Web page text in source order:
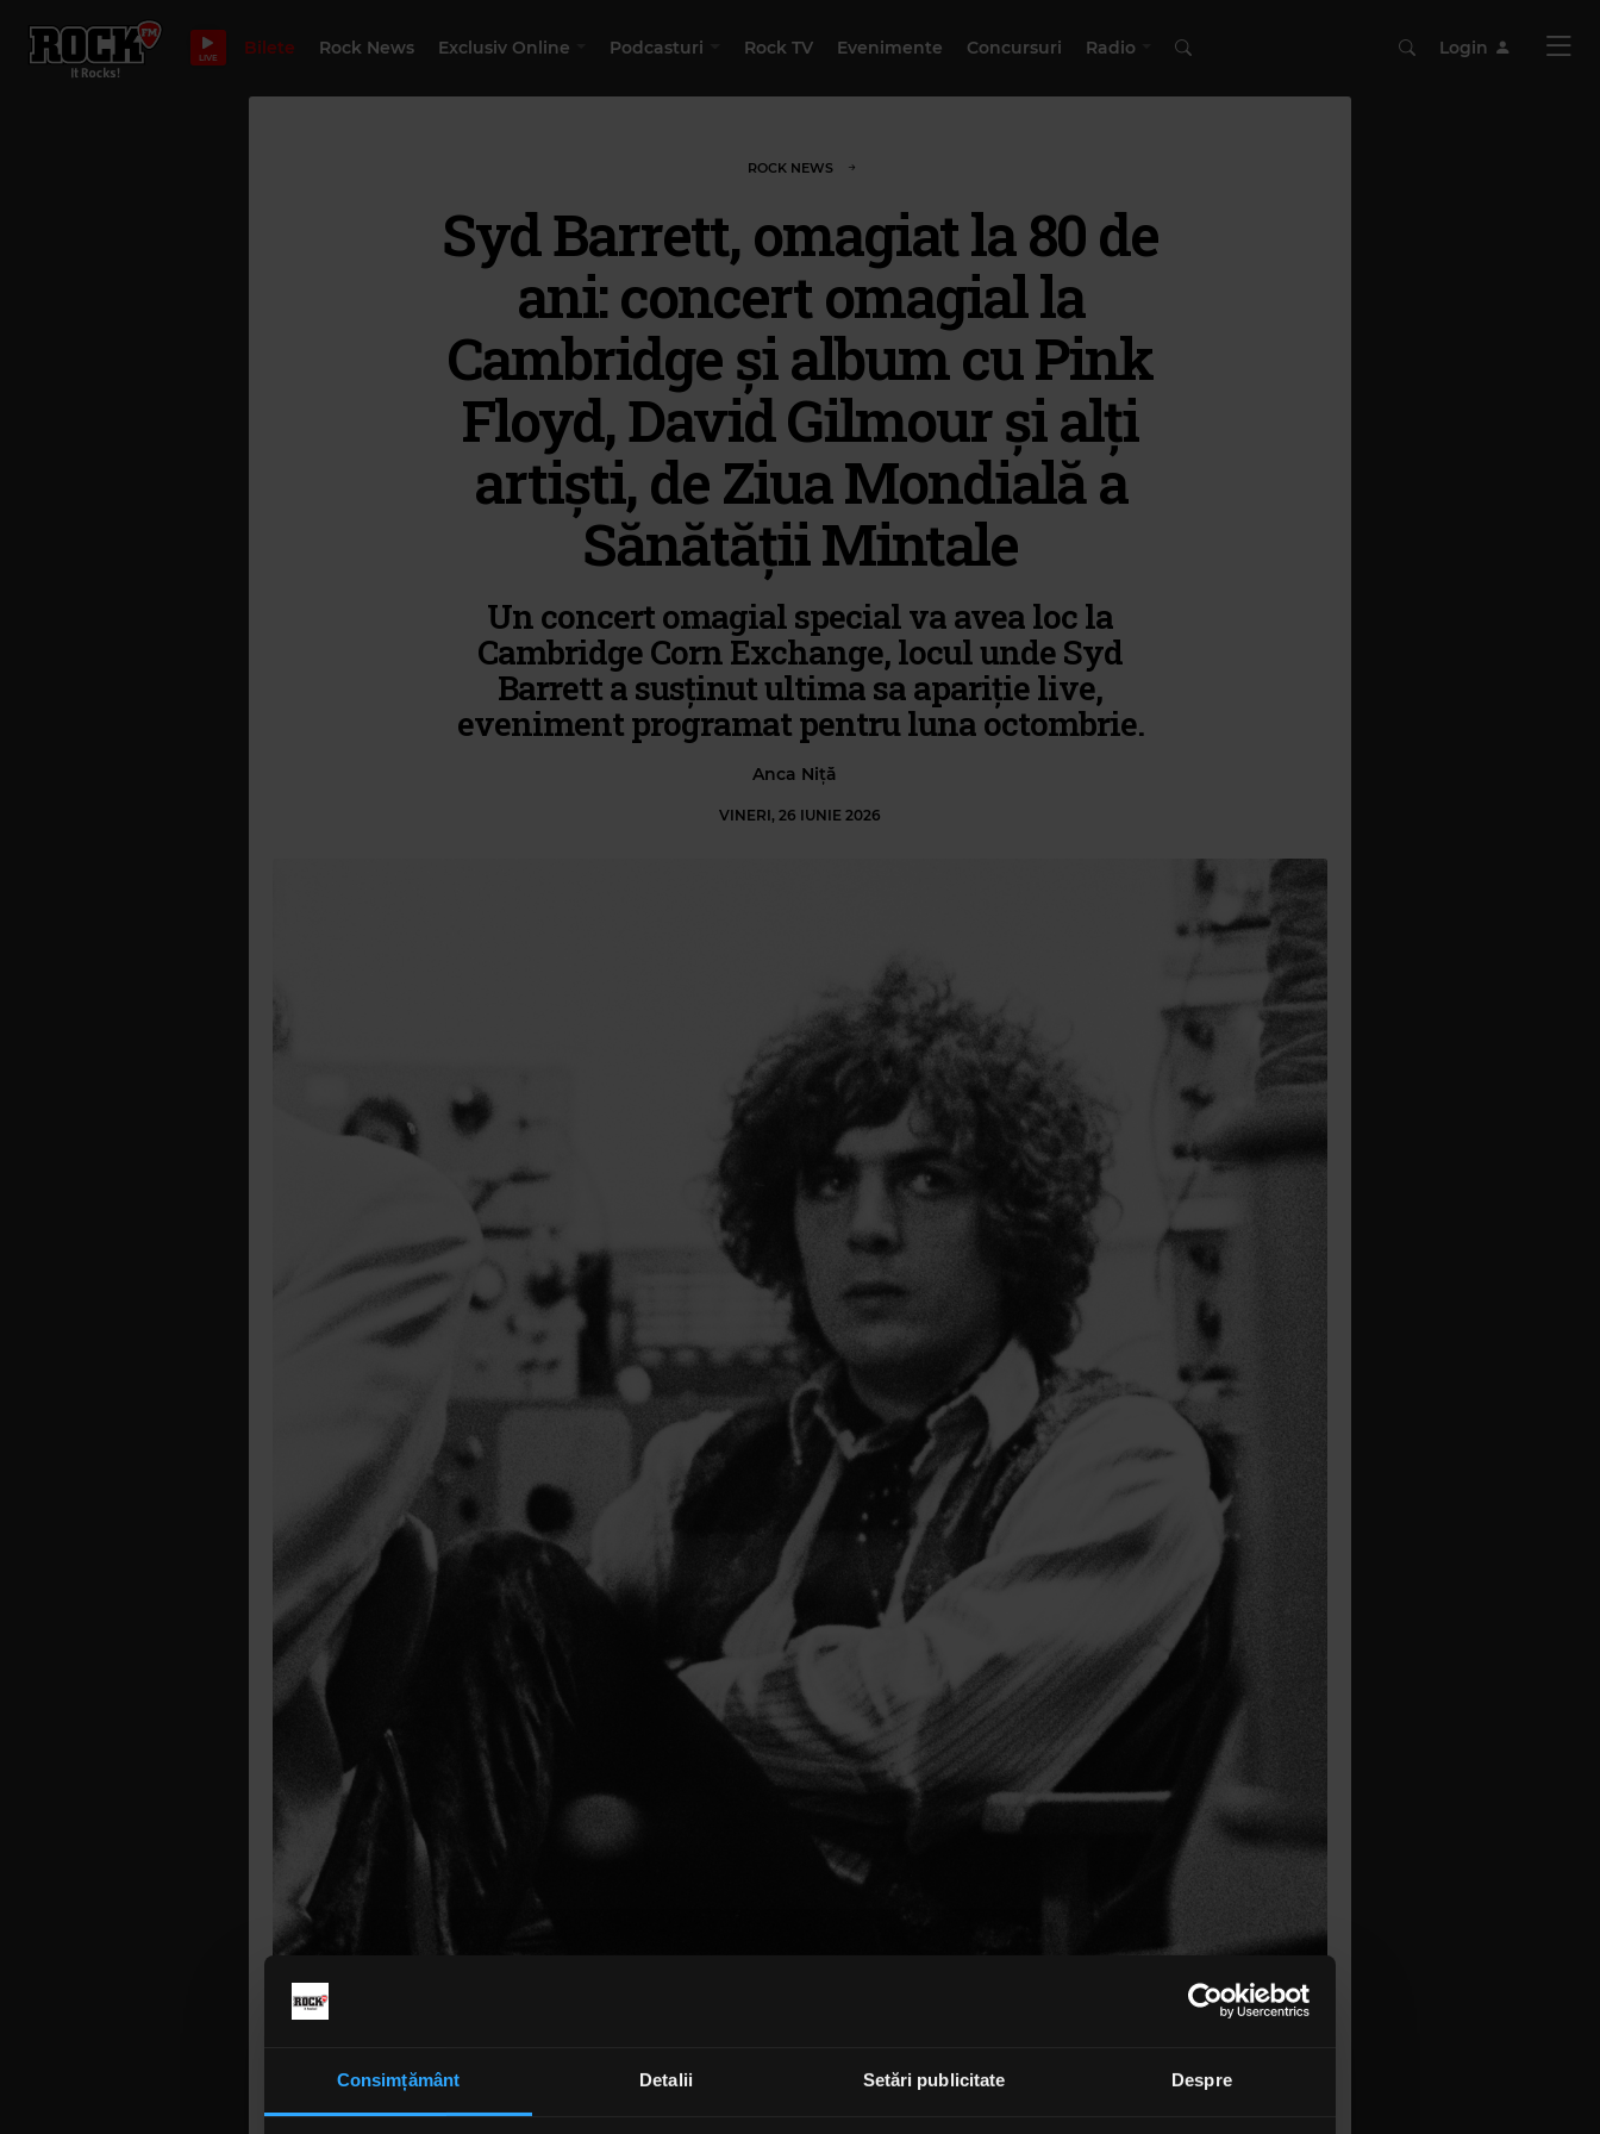
Consimțământ Detalii Setări publicitate Despre
LIVE Bilete Rock News Exclusiv Online Podcasturi Rock TV Evenimente Concursuri Radio Login
ROCK NEWS
Syd Barrett, omagiat la 80 de
ani: concert omagial la
Cambridge și album cu Pink
Floyd, David Gilmour și alți
artiști, de Ziua Mondială a
Sănătății Mintale
Un concert omagial special va avea loc la
Cambridge Corn Exchange, locul unde Syd
Barrett a susținut ultima sa apariție live,
eveniment programat pentru luna octombrie.
Anca Niță
VINERI, 26 IUNIE 2026
Evenimentele marchează 80 de ani de la nașterea co-fondatorului Pink Floyd
și includ și un album dedicat moștenirii sale artistice, ale cărui încasări vor fi